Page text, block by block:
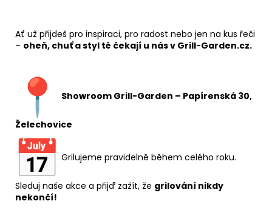
Ať už přijdeš pro inspiraci, pro radost nebo jen na kus řeči
– oheň, chuť a styl tě čekají u nás v Grill-Garden.cz.
Showroom Grill-Garden – Papírenská 30,
Želechovice
Grilujeme pravidelně během celého roku.
Sleduj naše akce a přijď zažít, že grilování nikdy
nekončí!